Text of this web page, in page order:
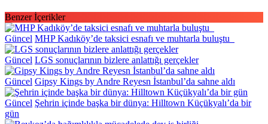
Benzer İçerikler
Güncel MHP Kadıköy’de taksici esnafı ve muhtarla buluştu
Güncel LGS sonuçlarının bizlere anlattığı gerçekler
Güncel Gipsy Kings by Andre Reyesn İstanbul’da sahne aldı
Güncel Şehrin içinde başka bir dünya: Hilltown Küçükyalı’da bir
gün